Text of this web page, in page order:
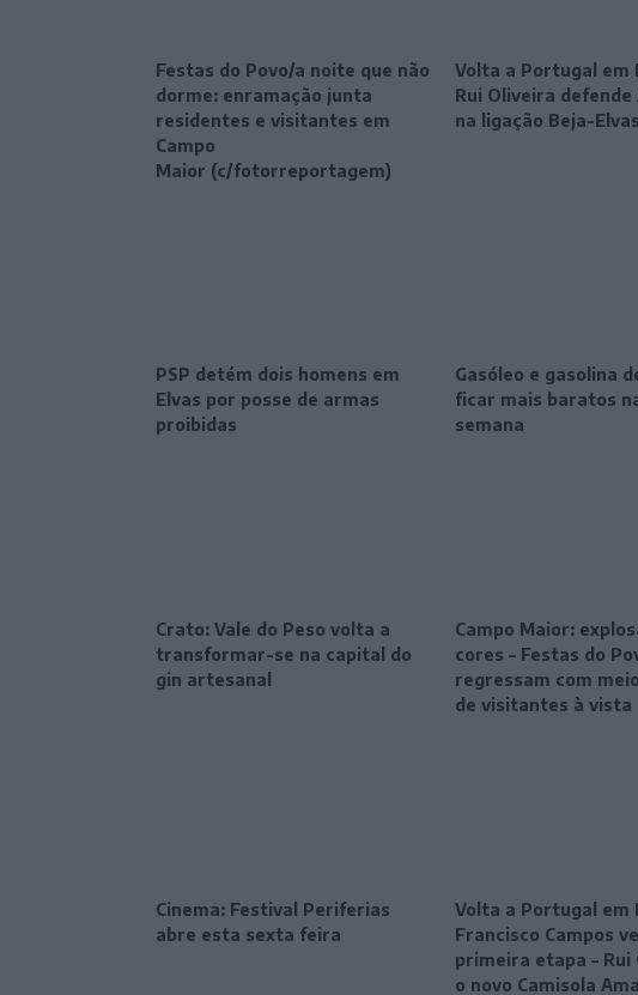
Festas do Povo/a noite que não
dorme: enramação junta
residentes e visitantes em
Campo
Maior (c/fotorreportagem)
Volta a Portugal em
Rui Oliveira defende
na ligação Beja-Elvas
PSP detém dois homens em
Elvas por posse de armas
proibidas
Gasóleo e gasolina
ficar mais baratos
semana
Crato: Vale do Peso volta a
transformar-se na capital do
gin artesanal
Campo Maior:
cores – Festas do
regressam com
de visitantes à vista
Cinema: Festival Periferias
abre esta sexta feira
Volta a Portugal em
Francisco Campos
primeira etapa – Rui
o novo Camisola